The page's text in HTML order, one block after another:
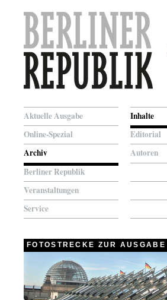
Aktuelle Ausgabe
Online-Spezial
Archiv
Berliner Republik
Veranstaltungen
Service
Inhalte
Editorial
Autoren
FOTOSTRECKE ZUR AUSGABE